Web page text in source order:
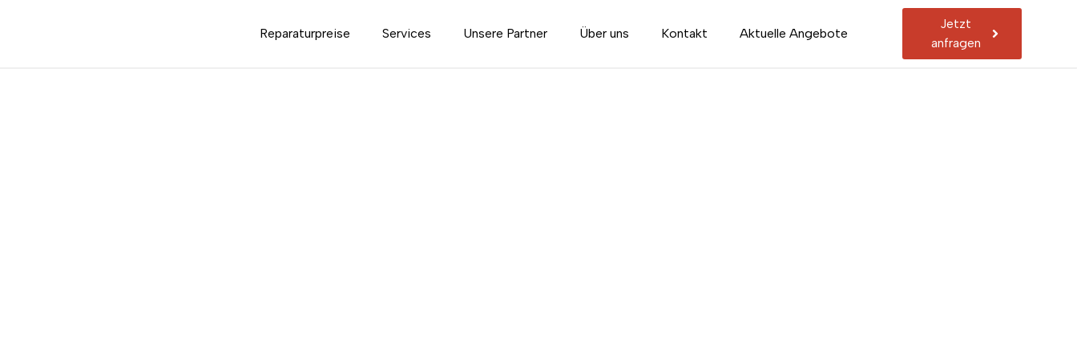
Reparaturpreise Services Unsere Partner Über uns Kontakt Aktuelle Angebote
Jetzt
anfragen